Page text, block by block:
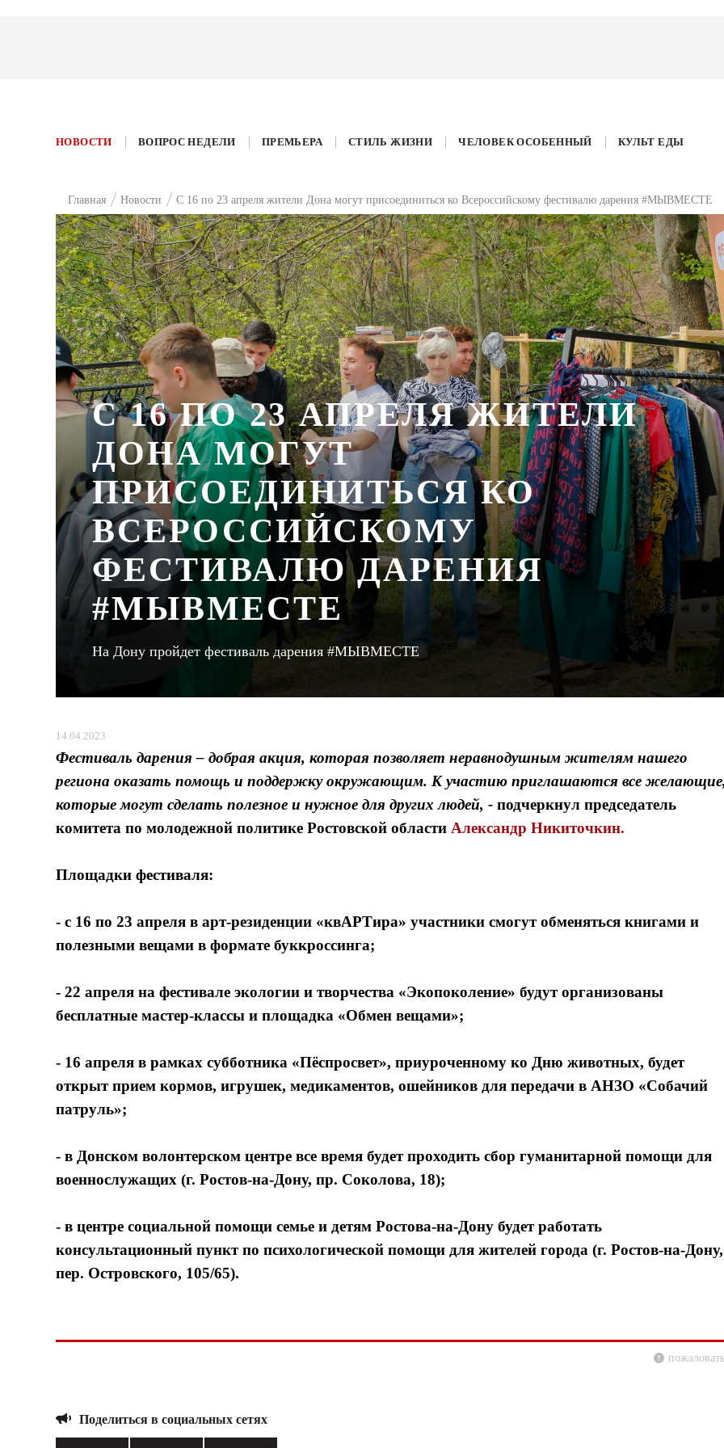
НОВОСТИ ВОПРОС НЕДЕЛИ ПРЕМЬЕРА СТИЛЬ ЖИЗНИ ЧЕЛОВЕК ОСОБЕННЫЙ КУЛЬТ ЕДЫ
Главная Новости С 16 по 23 апреля жители Дона могут присоединиться ко Всероссийскому фестивалю дарения #МЫВМЕСТЕ
С 16 ПО 23 АПРЕЛЯ ЖИТЕЛИ
ДОНА МОГУТ
ПРИСОЕДИНИТЬСЯ КО
ВСЕРОССИЙСКОМУ
ФЕСТИВАЛЮ ДАРЕНИЯ
#МЫВМЕСТЕ
На Дону пройдет фестиваль дарения #МЫВМЕСТЕ
14.04.2023
Фестиваль дарения – добрая акция, которая позволяет неравнодушным жителям нашего
региона оказать помощь и поддержку окружающим. К участию приглашаются все
которые могут сделать полезное и нужное для других людей, - подчеркнул председатель
комитета по молодежной политике Ростовской области Александр Никиточкин.
Площадки фестиваля:
- с 16 по 23 апреля в арт-резиденции «квАРТира» участники смогут обменяться книгами и
полезными вещами в формате буккроссинга;
- 22 апреля на фестивале экологии и творчества «Экопоколение» будут организованы
бесплатные мастер-классы и площадка «Обмен вещами»;
- 16 апреля в рамках субботника «Пёспросвет», приуроченному ко Дню животных, будет
открыт прием кормов, игрушек, медикаментов, ошейников для передачи в АНЗО «Собачий
патруль»;
- в Донском волонтерском центре все время будет проходить сбор гуманитарной помощи для
военнослужащих (г. Ростов-на-Дону, пр. Соколова, 18);
- в центре социальной помощи семье и детям Ростова-на-Дону будет работать
консультационный пункт по психологической помощи для жителей города (г. Ростов-на-Дону,
пер. Островского, 105/65).
Поделиться в социальных сетях